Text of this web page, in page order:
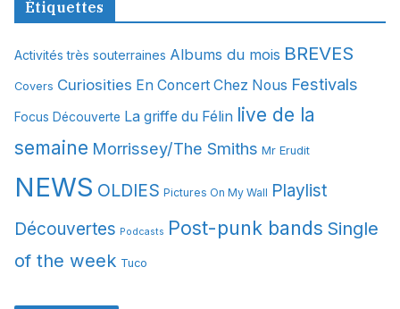
v
e
Étiquettes
Activités très souterraines Albums du mois BREVES
Covers Curiosities En Concert Chez Nous Festivals
Focus Découverte La griffe du Félin live de la
semaine Morrissey/The Smiths Mr Erudit
NEWS OLDIES Pictures On My Wall Playlist
Découvertes Podcasts Post-punk bands Single
of the week Tuco